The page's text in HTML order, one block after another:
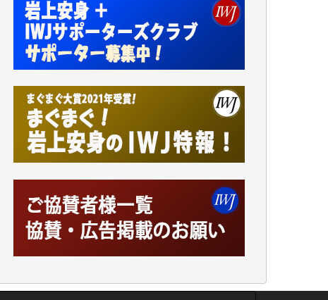
小池説夫 様
アオキカナメ 様
諸般の事情によりIWJ会費払えず今は非会員
です。市民側に立つ講演会にIWJのカメラマ
ンをよく拝見しております。コンテンツが失
われるのはあまりにもったいない。少しでも
お役立てください。（H.O.様）
今日、僅かですがカンパしました。（T.M.
今日、僅かですがカンパしました。IWJの危
機を乗り切るには到底及ばない額ですが病気
の妻を抱えている私にとっては精一杯のカン
や解説記事、そして各界の方々とのインタビ